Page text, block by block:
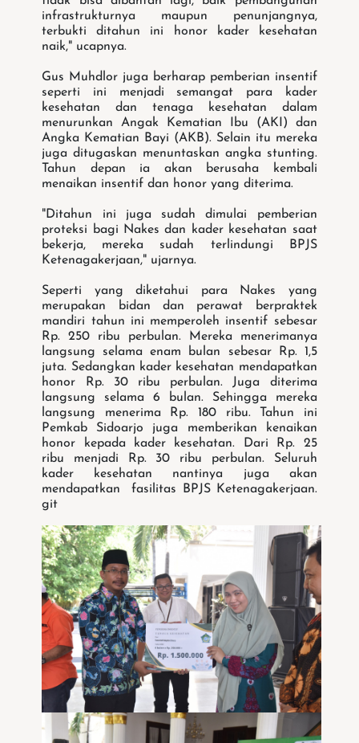
infrastrukturnya maupun penunjangnya,
terbukti ditahun ini honor kader kesehatan
naik," ucapnya.
Gus Muhdlor juga berharap pemberian insentif
seperti ini menjadi semangat para kader
kesehatan dan tenaga kesehatan dalam
menurunkan Angak Kematian Ibu (AKI) dan
Angka Kematian Bayi (AKB). Selain itu mereka
juga ditugaskan menuntaskan angka stunting.
Tahun depan ia akan berusaha kembali
menaikan insentif dan honor yang diterima.
"Ditahun ini juga sudah dimulai pemberian
proteksi bagi Nakes dan kader kesehatan saat
bekerja, mereka sudah terlindungi BPJS
Ketenagakerjaan," ujarnya.
Seperti yang diketahui para Nakes yang
merupakan bidan dan perawat berpraktek
mandiri tahun ini memperoleh insentif sebesar
Rp. 250 ribu perbulan. Mereka menerimanya
langsung selama enam bulan sebesar Rp. 1,5
juta. Sedangkan kader kesehatan mendapatkan
honor Rp. 30 ribu perbulan. Juga diterima
langsung selama 6 bulan. Sehingga mereka
langsung menerima Rp. 180 ribu. Tahun ini
Pemkab Sidoarjo juga memberikan kenaikan
honor kepada kader kesehatan. Dari Rp. 25
ribu menjadi Rp. 30 ribu perbulan. Seluruh
kader kesehatan nantinya juga akan
mendapatkan fasilitas BPJS Ketenagakerjaan.
git